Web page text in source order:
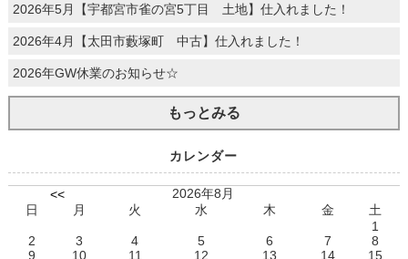
2026年5月【宇都宮市雀の宮5丁目 土地】仕入れました！
2026年4月【太田市藪塚町 中古】仕入れました！
2026年GW休業のお知らせ☆
もっとみる
カレンダー
<<
2026年8月
日
月 火 水 木 金
土
1
2
3 4 5 6 7
8
9
10 11 12 13 14
15